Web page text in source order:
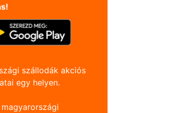
szállodák akciós
egy helyen.